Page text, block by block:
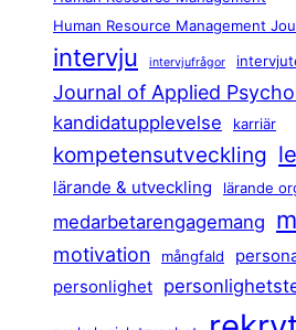
Human Resource Management
intervju intervjufrågor
Journal of Applied
kandidatupplevelse karriär
kompetensutveckling
lärande & utveckling lärande
medarbetarengagemang
motivation mångfald
personlighet